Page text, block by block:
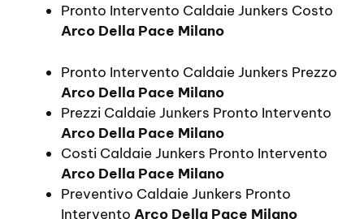
Pronto Intervento Caldaie Junkers Costo
Arco Della Pace Milano
Pronto Intervento Caldaie Junkers Prezzo
Arco Della Pace Milano
Prezzi Caldaie Junkers Pronto Intervento
Arco Della Pace Milano
Costi Caldaie Junkers Pronto Intervento
Arco Della Pace Milano
Preventivo Caldaie Junkers Pronto
Intervento Arco Della Pace Milano